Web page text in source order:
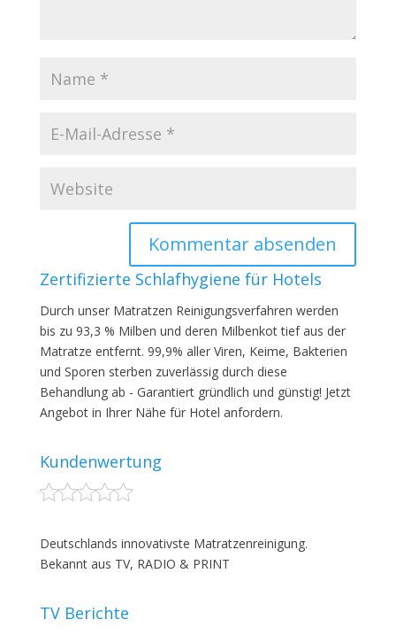
Zertifizierte Schlafhygiene für Hotels
Durch unser Matratzen Reinigungsverfahren werden
bis zu 93,3 % Milben und deren Milbenkot tief aus der
Matratze entfernt. 99,9% aller Viren, Keime, Bakterien
und Sporen sterben zuverlässig durch diese
Behandlung ab - Garantiert gründlich und günstig! Jetzt
Angebot in Ihrer Nähe für Hotel anfordern.
Kundenwertung
Deutschlands innovativste Matratzenreinigung.
Bekannt aus TV, RADIO & PRINT
TV Berichte